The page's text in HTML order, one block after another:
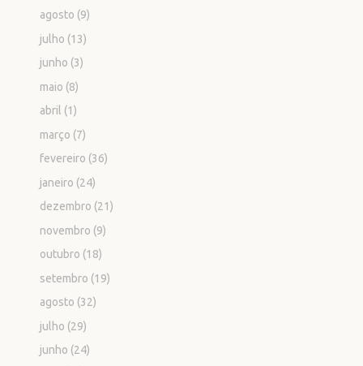
agosto (9)
julho (13)
junho (3)
maio (8)
abril (1)
março (7)
fevereiro (36)
janeiro (24)
dezembro (21)
novembro (9)
outubro (18)
setembro (19)
agosto (32)
julho (29)
junho (24)